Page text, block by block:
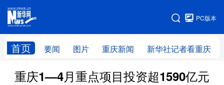
PC版本
首页 要闻 图片 重庆新闻 新华社记者看重庆
网站地图
重庆1—4月重点项目投资超1590亿元